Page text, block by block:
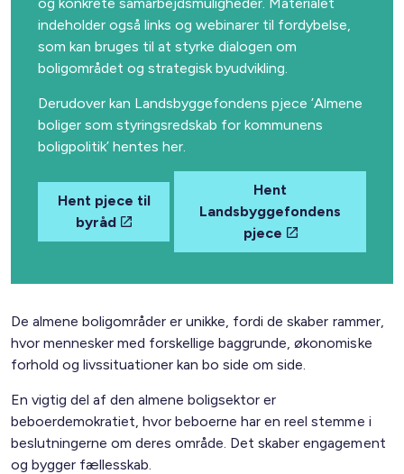
indeholder også links og webinarer til fordybelse,
som kan bruges til at styrke dialogen om
boligområdet og strategisk byudvikling.
Derudover kan Landsbyggefondens pjece ’Almene
boliger som styringsredskab for kommunens
boligpolitik’ hentes her.
Hent pjece til
byråd
Hent
Landsbyggefondens
pjece
De almene boligområder er unikke, fordi de skaber rammer,
hvor mennesker med forskellige baggrunde, økonomiske
forhold og livssituationer kan bo side om side.
En vigtig del af den almene boligsektor er
beboerdemokratiet, hvor beboerne har en reel stemme i
beslutningerne om deres område. Det skaber engagement
og bygger fællesskab.